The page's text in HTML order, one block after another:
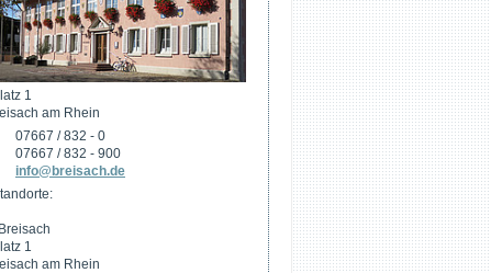
1
am Rhein
07667 / 832 - 0
07667 / 832 - 900
info@breisach.de
1
am Rhein